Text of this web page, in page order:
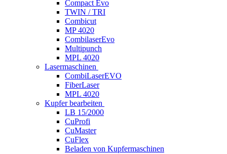
Compact Evo
TWIN / TRI
Combicut
MP 4020
CombilaserEvo
Multipunch
MPL 4020
Lasermaschinen
CombiLaserEVO
FiberLaser
MPL 4020
Kupfer bearbeiten
LB 15/2000
CuProfi
CuMaster
CuFlex
Beladen von Kupfermaschinen